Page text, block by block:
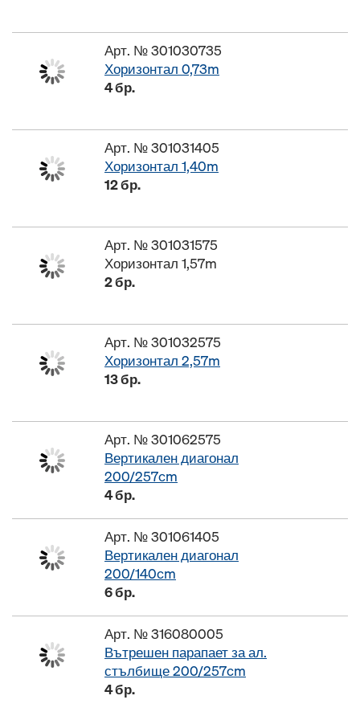
Арт. № 301030735
Хоризонтал 0,73m
4 бр.
Арт. № 301031405
Хоризонтал 1,40m
12 бр.
Арт. № 301031575
Хоризонтал 1,57m
2 бр.
Арт. № 301032575
Хоризонтал 2,57m
13 бр.
Арт. № 301062575
Вертикален диагонал
200/257cm
4 бр.
Арт. № 301061405
Вертикален диагонал
200/140cm
6 бр.
Арт. № 316080005
Вътрешен парапает за ал.
стълбище 200/257cm
4 бр.